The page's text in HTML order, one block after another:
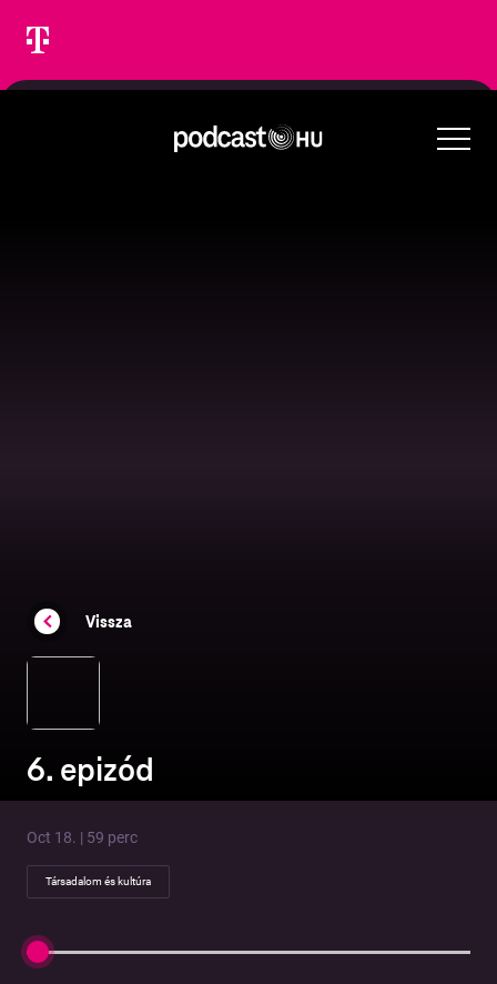
Vissza
6. epizód
Oct 18. | 59 perc
Társadalom és kultúra